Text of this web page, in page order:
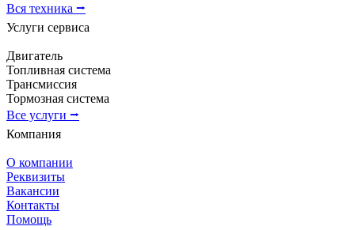
Вся техника ⭢
Услуги сервиса
Двигатель
Топливная система
Трансмиссия
Тормозная система
Все услуги ⭢
Компания
О компании
Реквизиты
Вакансии
Контакты
Помощь